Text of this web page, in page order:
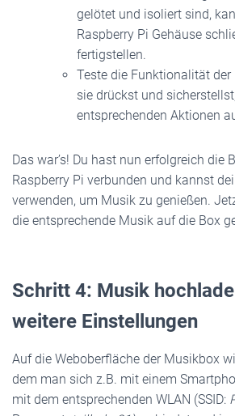
gelötet und isoliert sind,
Raspberry Pi Gehäuse
fertigstellen.
Teste die Funktionalität
sie drückst und
entsprechenden Aktionen
Das war’s! Du hast nun erfolgreich die
Raspberry Pi verbunden und kannst
verwenden, um Musik zu genießen.
die entsprechende Musik auf die Box
Schritt 4: Musik
weitere Einstellungen
Auf die Weboberfläche der Musikbox
dem man sich z.B. mit einem
mit dem entsprechenden WLAN (SSID: